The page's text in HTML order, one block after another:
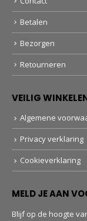
Betalen
Bezorgen
Retourneren
VEILIG
Algemene
Privacy verklaring
Cookieverklaring
MELD JE AAN
Blijf op de hoogte